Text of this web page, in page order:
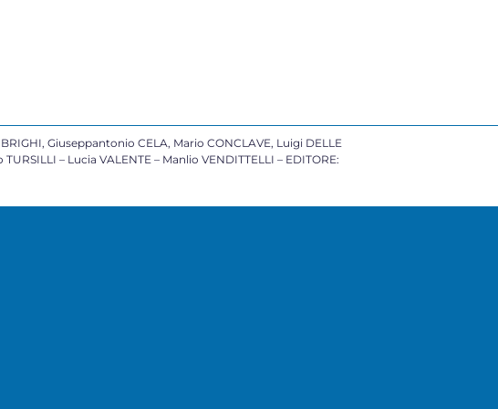
Giuseppantonio CELA, Mario CONCLAVE, Luigi DELLE
– Lucia VALENTE – Manlio VENDITTELLI – EDITORE: